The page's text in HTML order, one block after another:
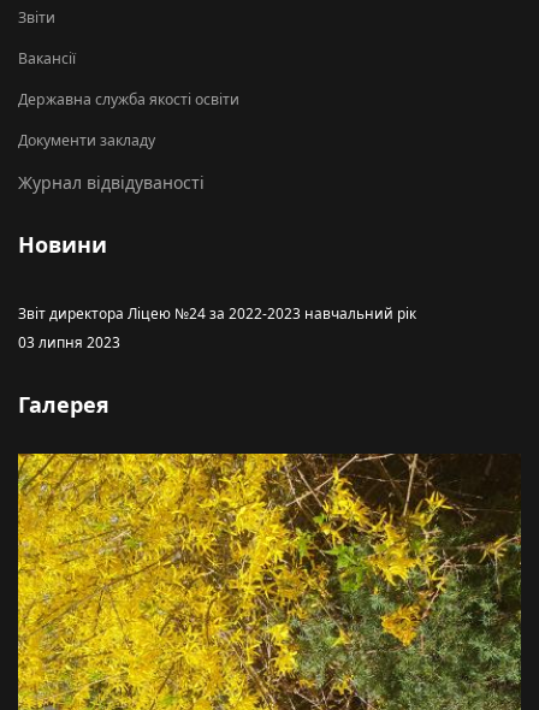
Звіти
Вакансії
Державна служба якості освіти
Документи закладу
Журнал відвідуваності
Новини
Звіт директора Ліцею №24 за 2022-2023 навчальний рік
03 липня 2023
Галерея